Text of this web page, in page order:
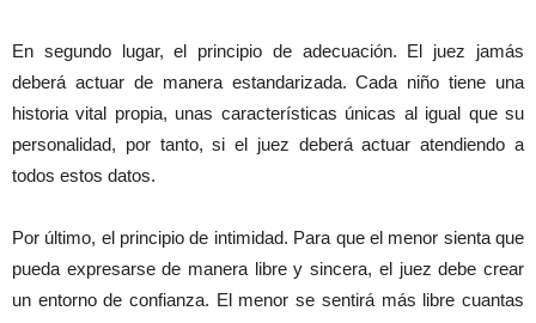
En segundo lugar, el principio de adecuación. El juez jamás
deberá actuar de manera estandarizada. Cada niño tiene una
historia vital propia, unas características únicas al igual que su
personalidad, por tanto, si el juez deberá actuar atendiendo a
todos estos datos.
Por último, el principio de intimidad. Para que el menor sienta que
pueda expresarse de manera libre y sincera, el juez debe crear
un entorno de confianza. El menor se sentirá más libre cuantas